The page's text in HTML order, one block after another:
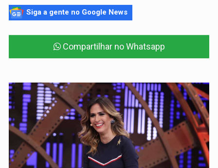
Siga a gente no Google News
Compartilhar no Whatsapp